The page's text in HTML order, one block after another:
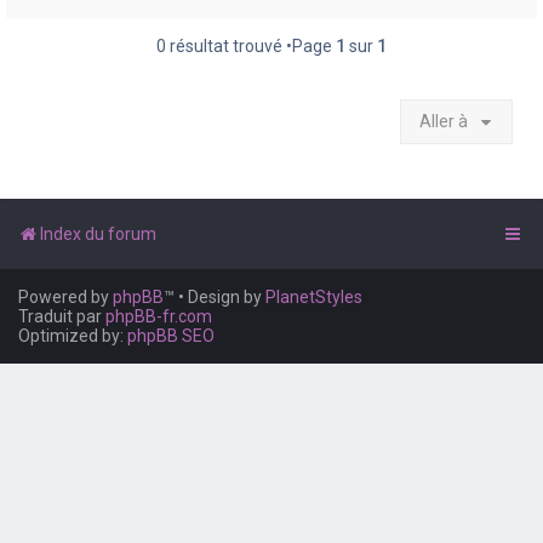
0 résultat trouvé •Page 1 sur 1
Aller à
Index du forum
Powered byphpBB™ • Design by PlanetStyles
Traduit parphpBB-fr.com
Optimized by: phpBB SEO